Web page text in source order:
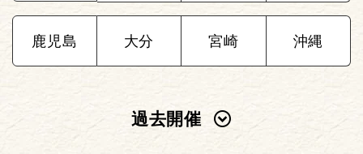
鹿児島 大分 宮崎 沖縄
過去開催